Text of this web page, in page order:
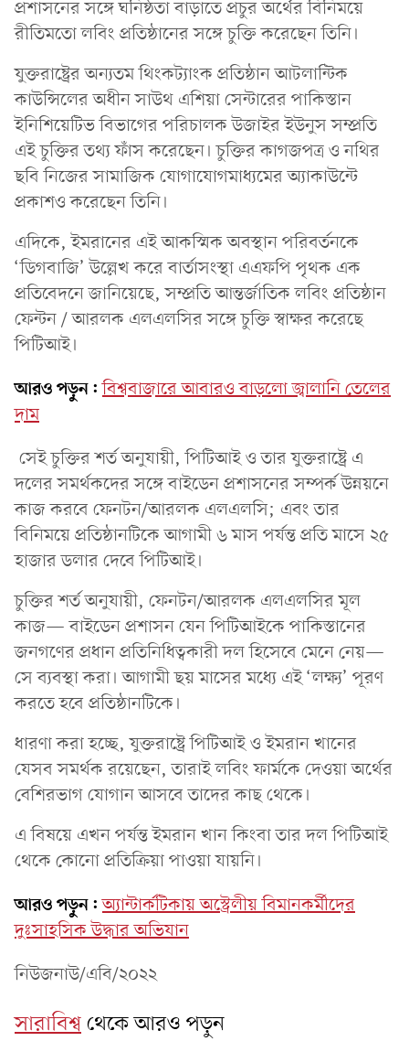
প্রশাসনের সঙ্গে ঘনিষ্ঠতা বাড়াতে প্রচুর অর্থের বিনিময়ে
রীতিমতো লবিং প্রতিষ্ঠানের সঙ্গে চুক্তি করেছেন তিনি।
যুক্তরাষ্ট্রের অন্যতম থিংকট্যাংক প্রতিষ্ঠান আটলান্টিক
কাউন্সিলের অধীন সাউথ এশিয়া সেন্টারের পাকিস্তান
ইনিশিয়েটিভ বিভাগের পরিচালক উজাইর ইউনুস সম্প্রতি
এই চুক্তির তথ্য ফাঁস করেছেন। চুক্তির কাগজপত্র ও নথির
ছবি নিজের সামাজিক যোগাযোগমাধ্যমের অ্যাকাউন্টে
প্রকাশও করেছেন তিনি।
এদিকে, ইমরানের এই আকস্মিক অবস্থান পরিবর্তনকে
‘ডিগবাজি’ উল্লেখ করে বার্তাসংস্থা এএফপি পৃথক এক
প্রতিবেদনে জানিয়েছে, সম্প্রতি আন্তর্জাতিক লবিং প্রতিষ্ঠান
ফেন্টন / আরলক এলএলসির সঙ্গে চুক্তি স্বাক্ষর করেছে
পিটিআই।
আরও পড়ুন: বিশ্ববাজারে আবারও বাড়লো জ্বালানি তেলের
দাম
সেই চুক্তির শর্ত অনুযায়ী, পিটিআই ও তার যুক্তরাষ্ট্রে এ
দলের সমর্থকদের সঙ্গে বাইডেন প্রশাসনের সম্পর্ক উন্নয়নে
কাজ করবে ফেনটন/আরলক এলএলসি; এবং তার
বিনিময়ে প্রতিষ্ঠানটিকে আগামী ৬ মাস পর্যন্ত প্রতি মাসে ২৫
হাজার ডলার দেবে পিটিআই।
চুক্তির শর্ত অনুযায়ী, ফেনটন/আরলক এলএলসির মূল
কাজ— বাইডেন প্রশাসন যেন পিটিআইকে পাকিস্তানের
জনগণের প্রধান প্রতিনিধিত্বকারী দল হিসেবে মেনে নেয়—
সে ব্যবস্থা করা। আগামী ছয় মাসের মধ্যে এই ‘লক্ষ্য’ পূরণ
করতে হবে প্রতিষ্ঠানটিকে।
ধারণা করা হচ্ছে, যুক্তরাষ্ট্রে পিটিআই ও ইমরান খানের
যেসব সমর্থক রয়েছেন, তারাই লবিং ফার্মকে দেওয়া অর্থের
বেশিরভাগ যোগান আসবে তাদের কাছ থেকে।
এ বিষয়ে এখন পর্যন্ত ইমরান খান কিংবা তার দল পিটিআই
থেকে কোনো প্রতিক্রিয়া পাওয়া যায়নি।
আরও পড়ুন: অ্যান্টার্কটিকায় অস্ট্রেলীয় বিমানকর্মীদের
দুঃসাহসিক উদ্ধার অভিযান
নিউজনাউ/এবি/২০২২
সারাবিশ্বথেকে আরও পড়ুন